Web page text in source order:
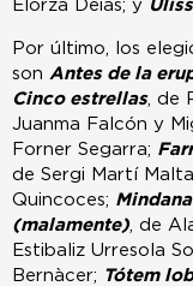
Elorza Deias; y
Por último, los
son Antes de la
Cinco estrellas, de
Juanma Falcón y
Forner Segarra;
de Sergi Martí
Quincoces;
(malamente) , de
Estibaliz Urresola
Bernàcer; Tótem